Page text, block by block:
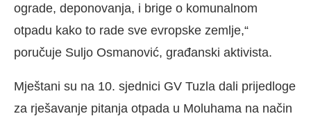
ograde, deponovanja, i brige o komunalnom
otpadu kako to rade sve evropske zemlje,“
poručuje Suljo Osmanović, građanski aktivista.
Mještani su na 10. sjednici GV Tuzla dali prijedloge
za rješavanje pitanja otpada u Moluhama na način